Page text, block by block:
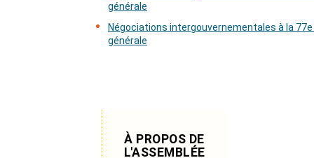
générale
Négociations intergouvernementales à la
générale
À PROPOS DE
L'ASSEMBLÉE